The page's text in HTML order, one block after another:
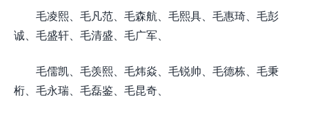
毛凌熙、毛凡范、毛森航、毛熙具、毛惠琦、毛彭
诚、毛盛轩、毛清盛、毛广军、
毛儒凯、毛羡熙、毛炜焱、毛锐帅、毛德栋、毛秉
桁、毛永瑞、毛磊鉴、毛昆奇、